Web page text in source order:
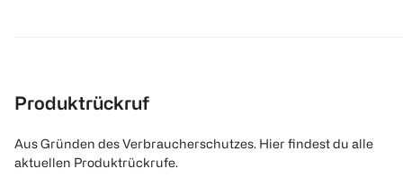
Produktrückruf
Aus Gründen des Verbraucherschutzes. Hier findest du alle
aktuellen Produktrückrufe.